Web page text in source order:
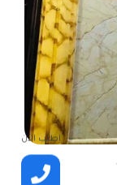
اطلب الأن